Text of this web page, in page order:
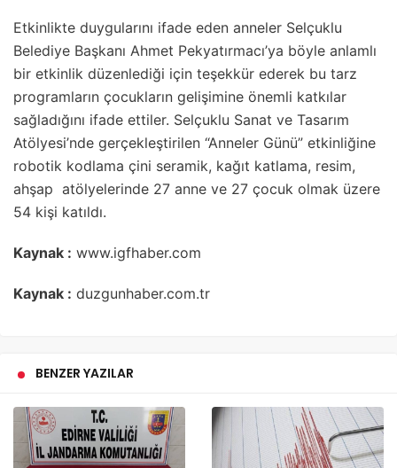
Etkinlikte duygularını ifade eden anneler Selçuklu
Belediye Başkanı Ahmet Pekyatırmacı’ya böyle anlamlı
bir etkinlik düzenlediği için teşekkür ederek bu tarz
programların çocukların gelişimine önemli katkılar
sağladığını ifade ettiler. Selçuklu Sanat ve Tasarım
Atölyesi’nde gerçekleştirilen “Anneler Günü” etkinliğine
robotik kodlama çini seramik, kağıt katlama, resim,
ahşap atölyelerinde 27 anne ve 27 çocuk olmak üzere
54 kişi katıldı.
Kaynak : www.igfhaber.com
Kaynak : duzgunhaber.com.tr
BENZER YAZILAR